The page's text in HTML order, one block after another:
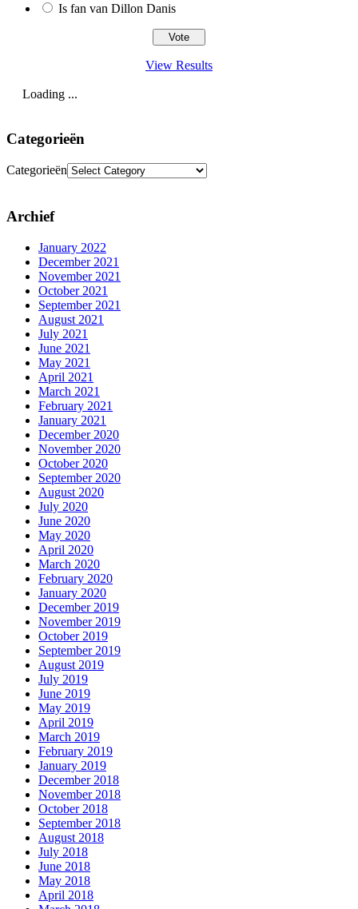
Is fan van Dillon Danis
View Results
Loading ...
Categorieën
Categorieën
Archief
January 2022
December 2021
November 2021
October 2021
September 2021
August 2021
July 2021
June 2021
May 2021
April 2021
March 2021
February 2021
January 2021
December 2020
November 2020
October 2020
September 2020
August 2020
July 2020
June 2020
May 2020
April 2020
March 2020
February 2020
January 2020
December 2019
November 2019
October 2019
September 2019
August 2019
July 2019
June 2019
May 2019
April 2019
March 2019
February 2019
January 2019
December 2018
November 2018
October 2018
September 2018
August 2018
July 2018
June 2018
May 2018
April 2018